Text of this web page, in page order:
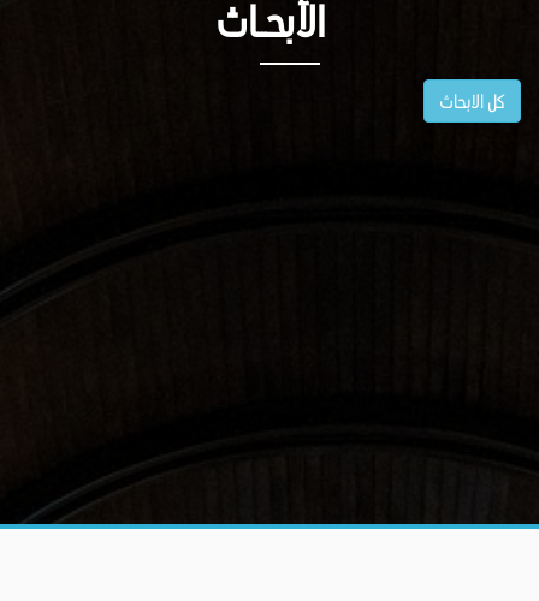
الأبحــاث
كل الابحاث